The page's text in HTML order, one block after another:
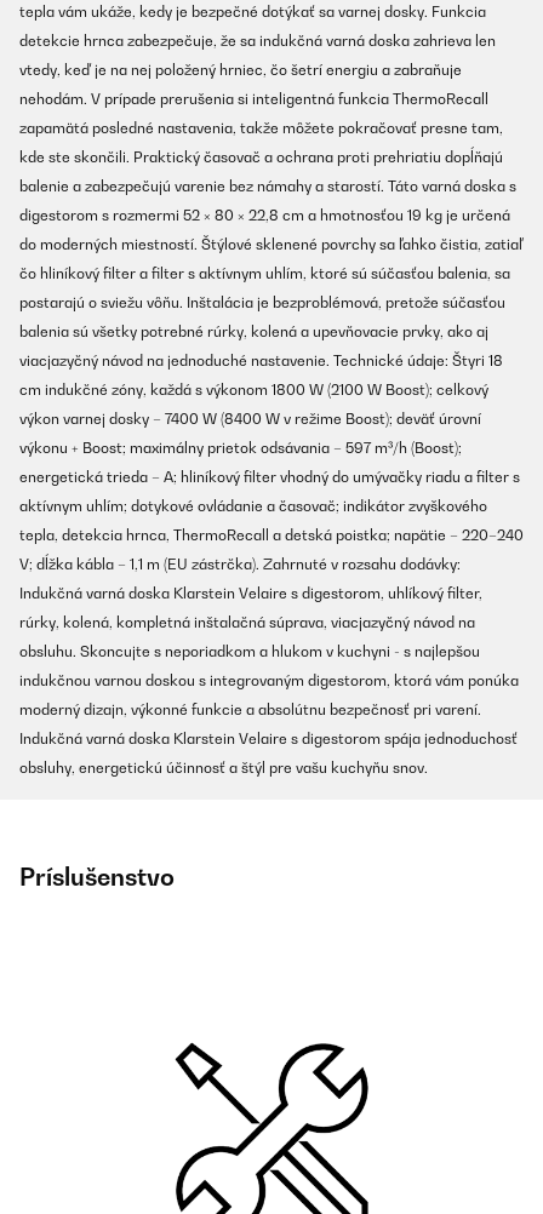
tepla vám ukáže, kedy je bezpečné dotýkať sa varnej dosky. Funkcia
detekcie hrnca zabezpečuje, že sa indukčná varná doska zahrieva len
vtedy, keď je na nej položený hrniec, čo šetrí energiu a zabraňuje
nehodám. V prípade prerušenia si inteligentná funkcia ThermoRecall
zapamätá posledné nastavenia, takže môžete pokračovať presne tam,
kde ste skončili. Praktický časovač a ochrana proti prehriatiu dopĺňajú
balenie a zabezpečujú varenie bez námahy a starostí. Táto varná doska s
digestorom s rozmermi 52 × 80 × 22,8 cm a hmotnosťou 19 kg je určená
do moderných miestností. Štýlové sklenené povrchy sa ľahko čistia, zatiaľ
čo hliníkový filter a filter s aktívnym uhlím, ktoré sú súčasťou balenia, sa
postarajú o sviežu vôňu. Inštalácia je bezproblémová, pretože súčasťou
balenia sú všetky potrebné rúrky, kolená a upevňovacie prvky, ako aj
viacjazyčný návod na jednoduché nastavenie. Technické údaje: Štyri 18
cm indukčné zóny, každá s výkonom 1800 W (2100 W Boost); celkový
výkon varnej dosky – 7400 W (8400 W v režime Boost); deväť úrovní
výkonu + Boost; maximálny prietok odsávania – 597 m³/h (Boost);
energetická trieda – A; hliníkový filter vhodný do umývačky riadu a filter s
aktívnym uhlím; dotykové ovládanie a časovač; indikátor zvyškového
tepla, detekcia hrnca, ThermoRecall a detská poistka; napätie – 220–240
V; dĺžka kábla – 1,1 m (EU zástrčka). Zahrnuté v rozsahu dodávky:
Indukčná varná doska Klarstein Velaire s digestorom, uhlíkový filter,
rúrky, kolená, kompletná inštalačná súprava, viacjazyčný návod na
obsluhu. Skoncujte s neporiadkom a hlukom v kuchyni - s najlepšou
indukčnou varnou doskou s integrovaným digestorom, ktorá vám ponúka
moderný dizajn, výkonné funkcie a absolútnu bezpečnosť pri varení.
Indukčná varná doska Klarstein Velaire s digestorom spája jednoduchosť
obsluhy, energetickú účinnosť a štýl pre vašu kuchyňu snov.
Príslušenstvo